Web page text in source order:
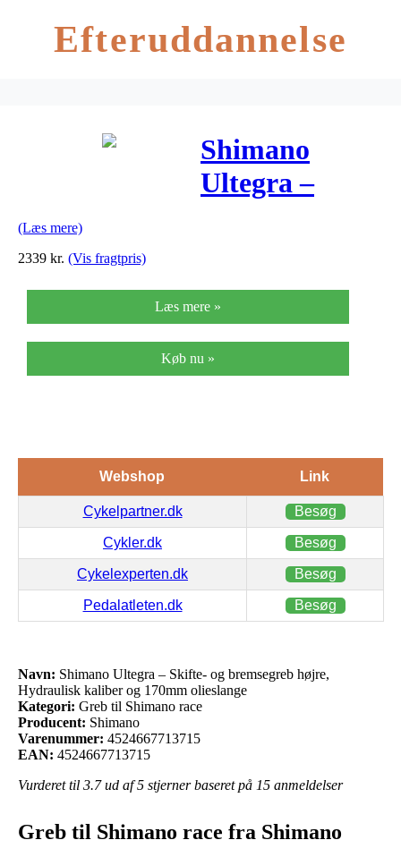
Efteruddannelse
Shimano
Ultegra –
højre,
Hydraulisk
kaliber og
170mm
(Læs mere)
2339 kr. (Vis fragtpris)
Læs mere »
Køb nu »
Webshop Link
Cykelpartner.dk Besøg
Cykler.dk Besøg
Cykelexperten.dk Besøg
Pedalatleten.dk Besøg
Navn: Shimano Ultegra – Skifte- og bremsegreb højre,
Hydraulisk kaliber og 170mm olieslange
Kategori: Greb til Shimano race
Producent: Shimano
Varenummer: 4524667713715
EAN: 4524667713715
Vurderet til 3.7ud af 5 stjerner baseret på 15 anmeldelser
Greb til Shimano race fra Shimano